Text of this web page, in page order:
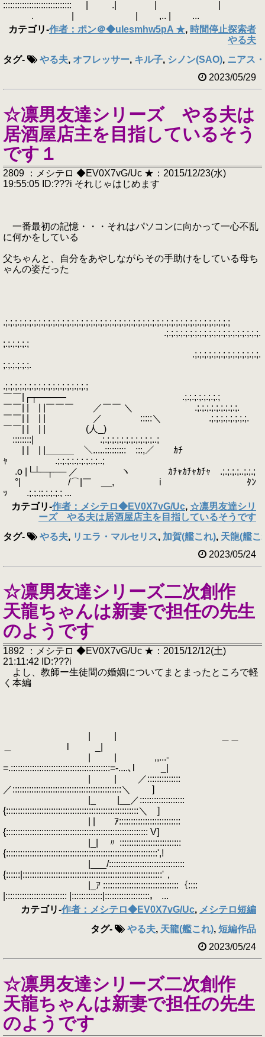
::::::::::::::::::::::::::::: | .| | |
. | | ,.. | ...
カテゴリ-作者：ポン＠◆uIesmhw5pA ★, 時間停止探索者
やる夫
タグ- やる夫, オフレッサー, キル子, シノン(SAO), ニアス
2023/05/29
☆凛男友達シリーズ やる夫は
居酒屋店主を目指しているそう
です１
2809 ：メシテロ ◆EV0X7vG/Uc ★：2015/12/23(水)
19:55:05 ID:???i それじゃはじめます
一番最初の記憶・・・それはパソコンに向かって一心不乱
に何かをしている
父ちゃんと、自分をあやしながらその手助けをしている母ち
ゃんの姿だった
.;.;.;.;.;.;.;.;.;.;.;.;.;.;.;.;.;.;.;.;.;.;.;.;.;.;.;.;.;.;.;.;.;.;.;.;.;.;.;.;.;.;.;.;.;.;.;.;
.;.;.;.;.;.;.;.;.;.;.;.;.;.;.;.;.;.;.;.;.
;.;.;.;.;.;
.;.;.;.;.;.;.;.;.;.;.;.;.;.;.
;.;.;.;.;.;.
.;.;.;.;.;.;.;.;.;.;.;.;.;.;.;.;.;.;
￣￣|┌┬───― .;.;.;.;.;.;.;.;
￣￣| | | |￣￣￣ ／￣￣ ＼ .;.;.;.;.;.;.;.;.;.
￣￣| | | | ／ :::::＼ .;.;.;.;.;.;.;.;.
￣￣| | | | (人_)
::::::::| .;.;.;.;.;.;.;.;.;.;.;..;
￣￣| | | |＿＿＿ ＼.....::::::::: :::,／ ｶﾁ
ｬ .;.;.;.;.;.;.;.;.;..;
.o |└┴─┬── ／ ヽ ｶﾁｬｶﾁｬｶﾁｬ .;.;.;.;..;.;.;
°| /⌒|￣ __, i ﾀﾝ
ｯ .;.;.;;.;.;.;.; ...
カテゴリ-作者：メシテロ◆EV0X7vG/Uc, ☆凛男友達シリ
ーズ やる夫は居酒屋店主を目指しているそうです
タグ- やる夫, リエラ・マルセリス, 加賀(艦これ), 天龍(艦こ
2023/05/24
☆凛男友達シリーズ二次創作
天龍ちゃんは新妻で担任の先生
のようです
1892 ：メシテロ ◆EV0X7vG/Uc ★：2015/12/12(土)
21:11:42 ID:???i
よし、教師ー生徒間の婚姻についてまとまったところで軽
く本編
| | ,,...-
=.::::::::::::::::::::::::::::::::::::::::::=‐....､l _|
| | ／::::::::::::::
／::::::::::::::::::::::::::::::::::::::::::::::＼ ]
|_ |__／:::::::::::::::::::
{::::::::::::::::::::::::::::::::::::::::::::::::::::::::＼ ]
| | ｱ::::::::::::::::::::::::::
{:::::::::::::::::::::::::::::::::::::::::::::::::::::::::::: V]
|_| 〃 ::::::::::::::::::::::::::
{::::::::::::::::::::::::::::::::::::::::::::::::::::::::::::::::',!
|___/::::::::::::::::::::::::::::::::
{::::::|:::::::::::::::::::::::::::::::::::::::::::::::::::::::::::'，
|_ｱ ::::::::::::::::::::::::::::::::｛::::
|:::::::::::::::::::::::::: |:::::::::::::|:::::::::::::::::::， ...
カテゴリ-作者：メシテロ◆EV0X7vG/Uc, メシテロ短編
タグ- やる夫, 天龍(艦これ), 短編作品
2023/05/24
☆凛男友達シリーズ二次創作
天龍ちゃんは新妻で担任の先生
のようです